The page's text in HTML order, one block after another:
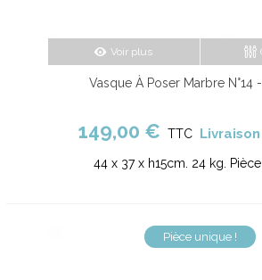
Voir plus
Vasque À Poser Marbre N°14
149,00 € TTC
44 x 37 x h15cm. 24 kg.
Pièce unique !